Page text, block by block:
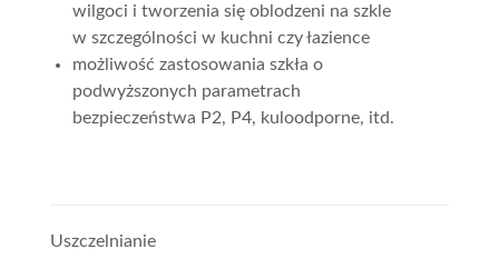
wilgoci i tworzenia się oblodzeni na szkle
w szczególności w kuchni czy łazience
możliwość zastosowania szkła o
podwyższonych parametrach
bezpieczeństwa P2, P4, kuloodporne, itd.
Uszczelnianie